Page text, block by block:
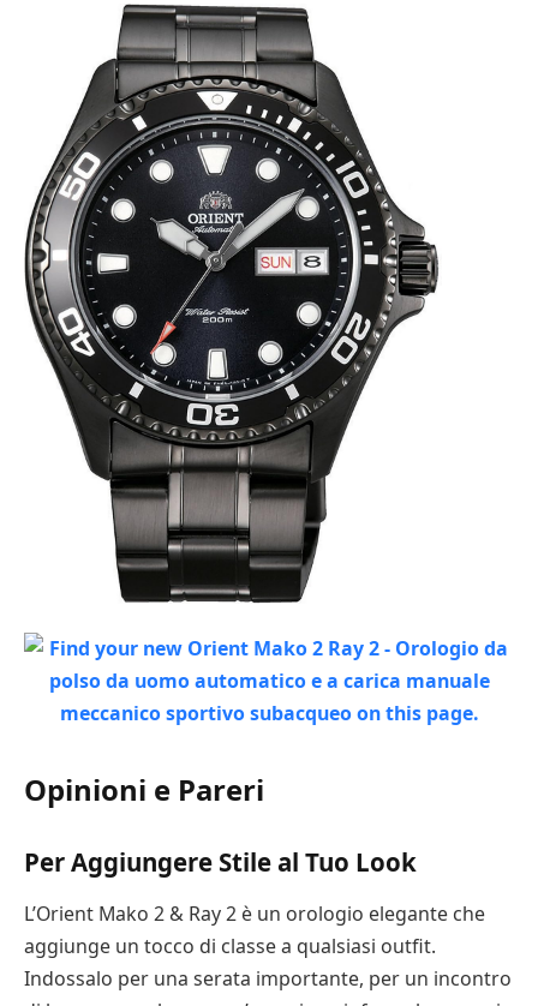
Opinioni e Pareri
Per Aggiungere Stile al Tuo Look
L’Orient Mako 2 & Ray 2 è un orologio elegante che
aggiunge un tocco di classe a qualsiasi outfit.
Indossalo per una serata importante, per un incontro